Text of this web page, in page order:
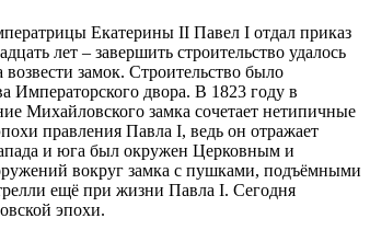
Екатерины II Павел I отдал приказ
лет – завершить строительство удалось
замок. Строительство было
Императорского двора. В 1823 году в
Михайловского замка сочетает нетипичные
правления Павла I, ведь он отражает
и юга был окружен Церковным и
вокруг замка с пушками, подъёмными
ещё при жизни Павла I. Сегодня
эпохи.